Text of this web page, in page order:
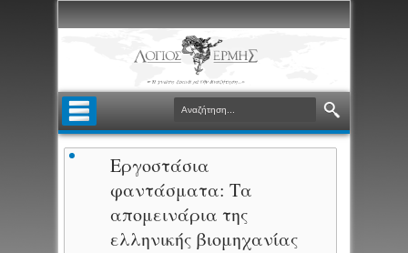
Εργοστάσια
φαντάσματα: Τα
απομεινάρια της
ελληνικής βιομηχανίας